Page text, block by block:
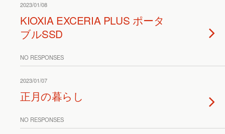
2023/01/08
KIOXIA EXCERIA PLUS ポータ
ブルSSD
NO RESPONSES
2023/01/07
正月の暮らし
NO RESPONSES